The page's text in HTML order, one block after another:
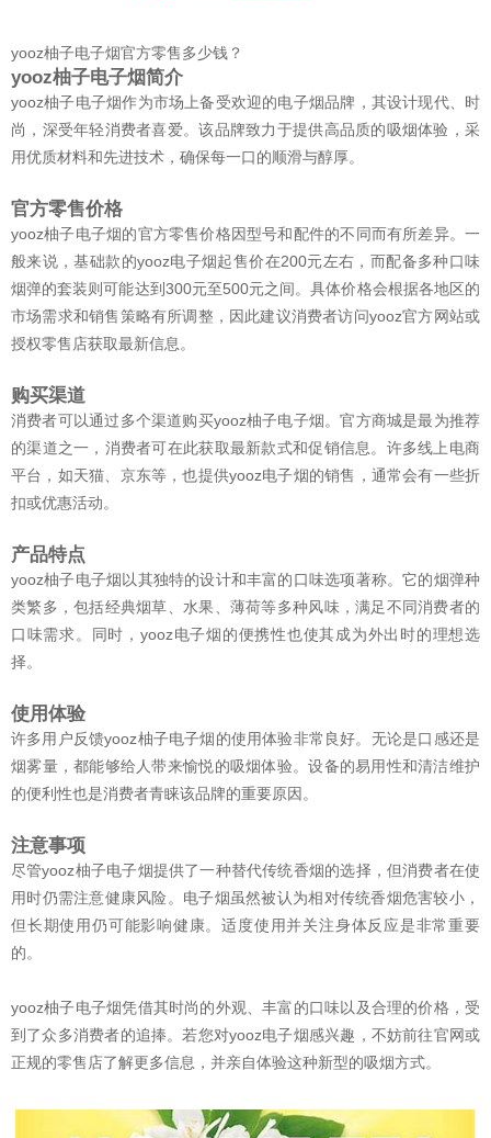
yooz柚子电子烟官方零售多少钱？
yooz柚子电子烟简介
yooz柚子电子烟作为市场上备受欢迎的电子烟品牌，其设计现代、时
尚，深受年轻消费者喜爱。该品牌致力于提供高品质的吸烟体验，采
用优质材料和先进技术，确保每一口的顺滑与醇厚。
官方零售价格
yooz柚子电子烟的官方零售价格因型号和配件的不同而有所差异。一
般来说，基础款的yooz电子烟起售价在200元左右，而配备多种口味
烟弹的套装则可能达到300元至500元之间。具体价格会根据各地区的
市场需求和销售策略有所调整，因此建议消费者访问yooz官方网站或
授权零售店获取最新信息。
购买渠道
消费者可以通过多个渠道购买yooz柚子电子烟。官方商城是最为推荐
的渠道之一，消费者可在此获取最新款式和促销信息。许多线上电商
平台，如天猫、京东等，也提供yooz电子烟的销售，通常会有一些折
扣或优惠活动。
产品特点
yooz柚子电子烟以其独特的设计和丰富的口味选项著称。它的烟弹种
类繁多，包括经典烟草、水果、薄荷等多种风味，满足不同消费者的
口味需求。同时，yooz电子烟的便携性也使其成为外出时的理想选
择。
使用体验
许多用户反馈yooz柚子电子烟的使用体验非常良好。无论是口感还是
烟雾量，都能够给人带来愉悦的吸烟体验。设备的易用性和清洁维护
的便利性也是消费者青睐该品牌的重要原因。
注意事项
尽管yooz柚子电子烟提供了一种替代传统香烟的选择，但消费者在使
用时仍需注意健康风险。电子烟虽然被认为相对传统香烟危害较小，
但长期使用仍可能影响健康。适度使用并关注身体反应是非常重要
的。
yooz柚子电子烟凭借其时尚的外观、丰富的口味以及合理的价格，受
到了众多消费者的追捧。若您对yooz电子烟感兴趣，不妨前往官网或
正规的零售店了解更多信息，并亲自体验这种新型的吸烟方式。